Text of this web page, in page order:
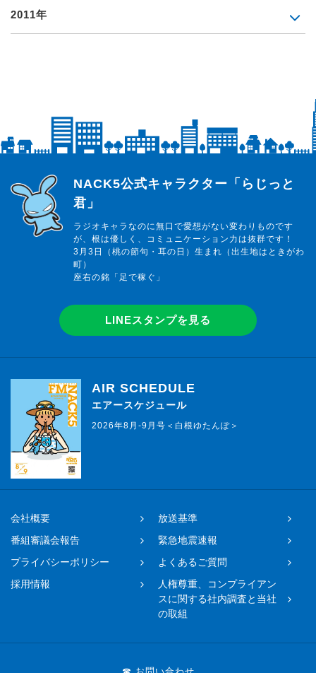
2011年
らじっと君
NACK5公式キャラクター「らじっと
君」
ラジオキャラなのに無口で愛想がない変わりものです
が、根は優しく、コミュニケーション力は抜群です！
3月3日（桃の節句・耳の日）生まれ（出生地はときがわ
町）
座右の銘「足で稼ぐ」
LINEスタンプを見る
AIR SCHEDULE
エアースケジュール
2026年8月-9月号＜白根ゆたんぽ＞
会社概要
放送基準
番組審議会報告
緊急地震速報
プライバシーポリシー
よくあるご質問
採用情報
人権尊重、コンプライアン
スに関する社内調査と当社
の取組